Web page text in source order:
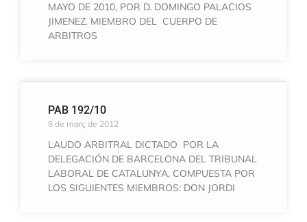
MAYO DE 2010, POR D. DOMINGO PALACIOS
JIMENEZ. MIEMBRO DEL CUERPO DE
ARBITROS
PAB 192/10
8 de març de 2012
LAUDO ARBITRAL DICTADO POR LA
DELEGACIÓN DE BARCELONA DEL TRIBUNAL
LABORAL DE CATALUNYA, COMPUESTA POR
LOS SIGUIENTES MIEMBROS: DON JORDI